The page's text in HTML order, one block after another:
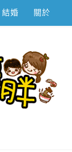
結婚 關於